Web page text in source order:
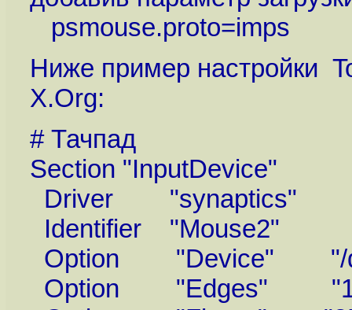
psmouse.proto=imps
Ниже пример настройки
X.Org:
# Тачпад
Section "InputDevice"
Driver "synaptics"
Identifier "Mouse2"
Option "Device" "/
Option "Edges"